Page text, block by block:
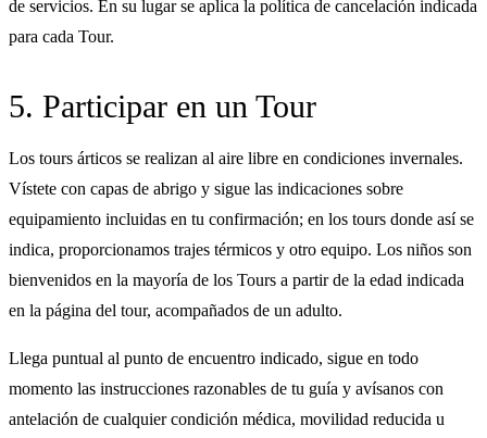
de servicios. En su lugar se aplica la política de cancelación indicada
para cada Tour.
5. Participar en un Tour
Los tours árticos se realizan al aire libre en condiciones invernales.
Vístete con capas de abrigo y sigue las indicaciones sobre
equipamiento incluidas en tu confirmación; en los tours donde así se
indica, proporcionamos trajes térmicos y otro equipo. Los niños son
bienvenidos en la mayoría de los Tours a partir de la edad indicada
en la página del tour, acompañados de un adulto.
Llega puntual al punto de encuentro indicado, sigue en todo
momento las instrucciones razonables de tu guía y avísanos con
antelación de cualquier condición médica, movilidad reducida u